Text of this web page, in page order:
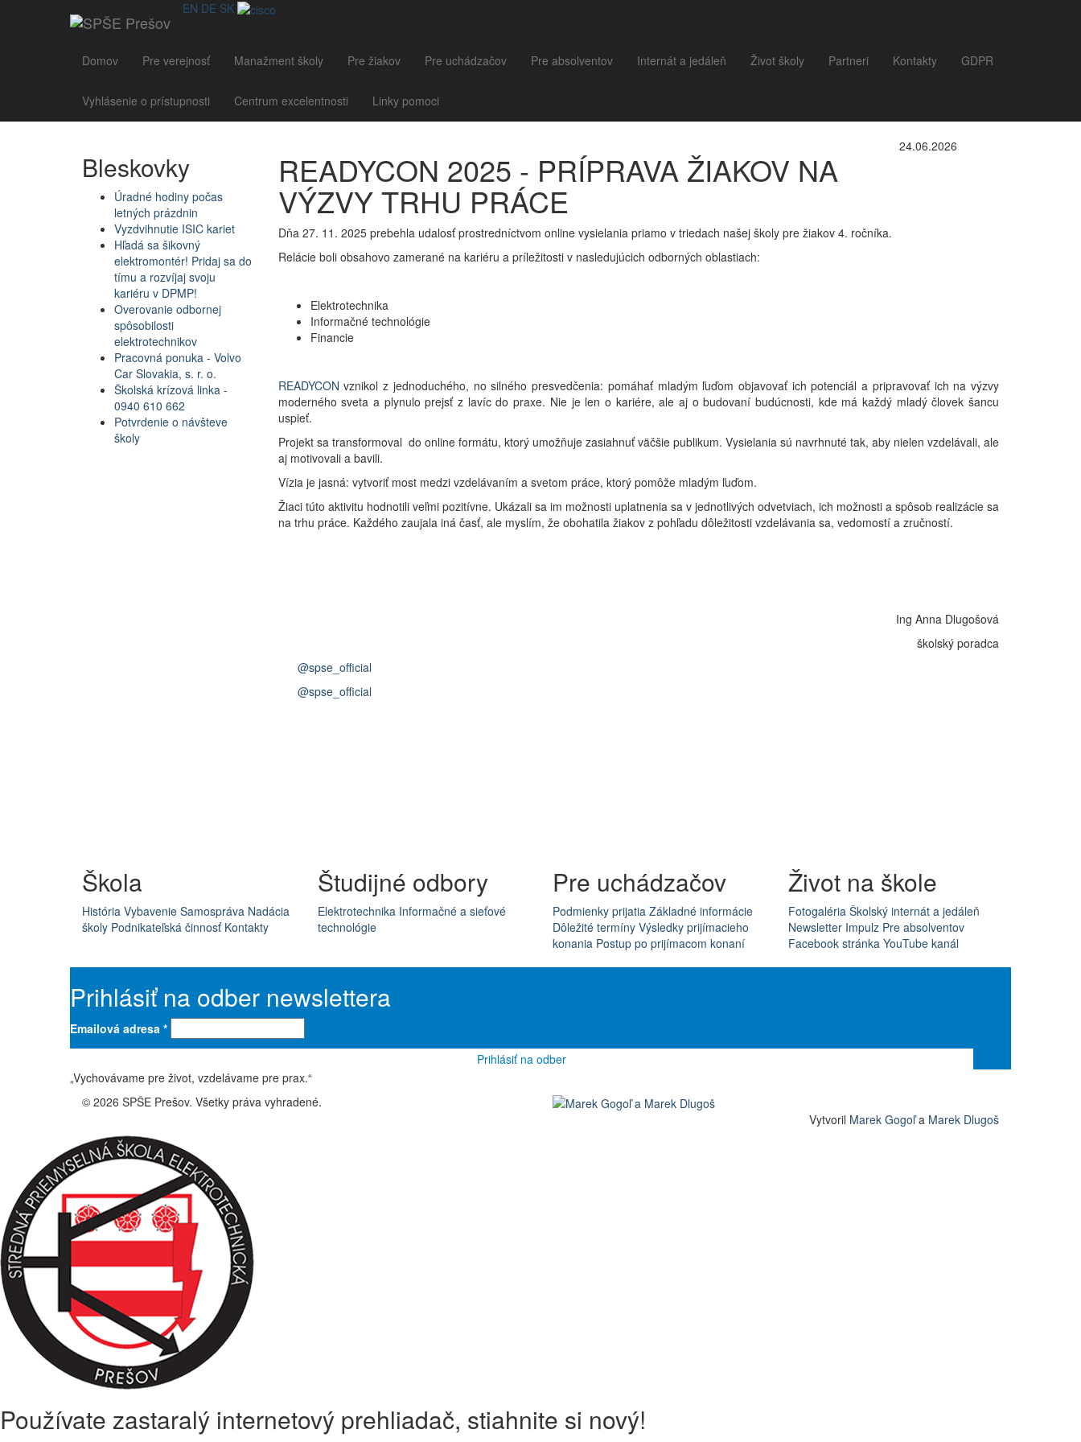
Domov Pre verejnosť Manažment školy Pre žiakov Pre uchádzačov Pre absolventov Internát a jedáleň Život školy Partneri Kontakty GDPR
Vyhlásenie o prístupnosti Centrum excelentnosti Linky pomoci
EN DE SK
Bleskovky
Úradné hodiny počas
letných prázdnin
Vyzdvihnutie ISIC kariet
Hľadá sa šikovný
elektromontér! Pridaj sa do
tímu a rozvíjaj svoju
kariéru v DPMP!
Overovanie odbornej
spôsobilosti
elektrotechnikov
Pracovná ponuka - Volvo
Car Slovakia, s. r. o.
Školská krízová linka -
0940 610 662
Potvrdenie o návšteve
školy
READYCON 2025 - PRÍPRAVA ŽIAKOV NA
VÝZVY TRHU PRÁCE
24.06.2026
Dňa 27. 11. 2025 prebehla udalosť prostredníctvom online vysielania priamo v triedach našej školy pre žiakov 4. ročníka.
Relácie boli obsahovo zamerané na kariéru a príležitosti v nasledujúcich odborných oblastiach:
Elektrotechnika
Informačné technológie
Financie
READYCONvznikol z jednoduchého, no silného presvedčenia: pomáhať mladým ľuďom objavovať ich potenciál a pripravovať ich na výzvy
moderného sveta a plynulo prejsť z lavíc do praxe. Nie je len o kariére, ale aj o budovaní budúcnosti, kde má každý mladý človek šancu
uspieť.
Projekt sa transformoval do online formátu, ktorý umožňuje zasiahnuť väčšie publikum. Vysielania sú navrhnuté tak, aby nielen vzdelávali, ale
aj motivovali a bavili.
Vízia je jasná: vytvoriť most medzi vzdelávaním a svetom práce, ktorý pomôže mladým ľuďom.
Žiaci túto aktivitu hodnotili veľmi pozitívne. Ukázali sa im možnosti uplatnenia sa v jednotlivých odvetviach, ich možnosti a spôsob realizácie sa
na trhu práce. Každého zaujala iná časť, ale myslím, že obohatila žiakov z pohľadu dôležitosti vzdelávania sa, vedomostí a zručností.
Ing Anna Dlugošová
školský poradca
@spse_official
@spse_official
Škola
História Vybavenie Samospráva Nadácia
školy Podnikateľská činnosť Kontakty
Študijné odbory
Elektrotechnika Informačné a sieťové
technológie
Pre uchádzačov
Podmienky prijatia Základné informácie
Dôležité termíny Výsledky prijímacieho
konania Postup po prijímacom konaní
Život na škole
Fotogaléria Školský internát a jedáleň
Newsletter Impulz Pre absolventov
Facebook stránka YouTube kanál
Prihlásiť na odber newslettera
Emailová adresa *
„Vychovávame pre život, vzdelávame pre prax.“
© 2026 SPŠE Prešov. Všetky práva vyhradené.
Vytvoril Marek Gogoľa Marek Dlugoš
Používate zastaralý internetový prehliadač, stiahnite si nový!